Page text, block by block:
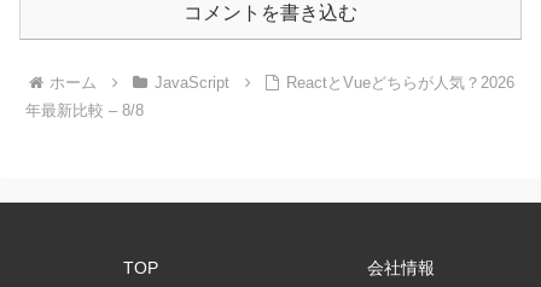
コメントを書き込む
ホーム JavaScript
ReactとVueどちらが人気？2026
年最新比較 – 8/8
TOP
会社情報